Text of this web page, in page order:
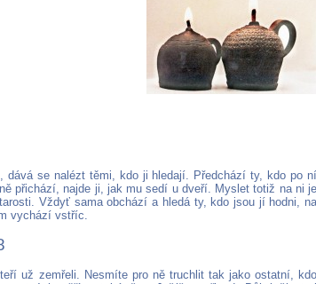
se nalézt těmi, kdo ji hledají. Předchází ty, kdo po ní
přichází, najde ji, jak mu sedí u dveří. Myslet totiž na ni je
Vždyť sama obchází a hledá ty, kdo jsou jí hodni, na
vychází vstříc.
už zemřeli. Nesmíte pro ně truchlit tak jako ostatní, kdo